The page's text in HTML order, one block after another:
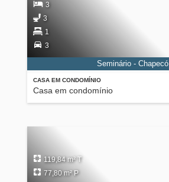
CASA EM CONDOMÍNIO
Casa em condomínio
3
3
1
3
Seminário - Chapecó
119,84 m² T
77,80 m² P